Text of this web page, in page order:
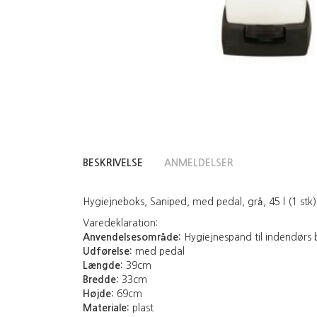
BESKRIVELSE ANMELDELSER
Hygiejneboks, Saniped, med pedal, grå, 45 l (1 stk)
Varedeklaration:
Anvendelsesområde: Hygiejnespand til indendørs
Udførelse: med pedal
Længde: 39cm
Bredde: 33cm
Højde: 69cm
Materiale: plast